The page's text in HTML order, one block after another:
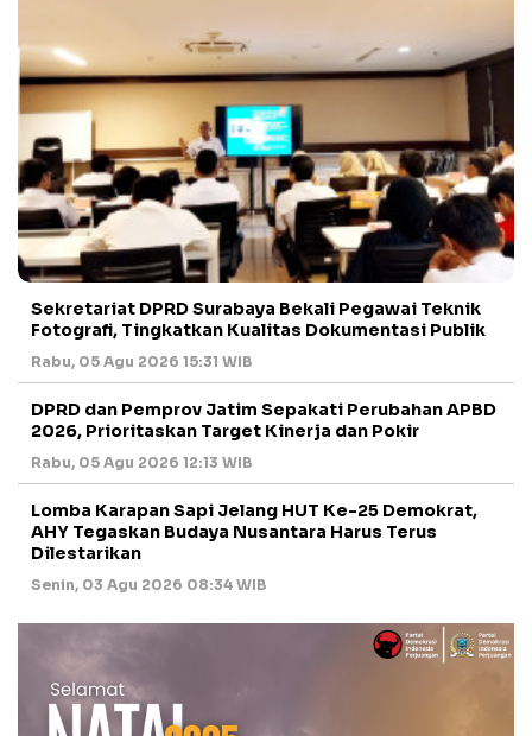
Sekretariat DPRD Surabaya Bekali Pegawai Teknik
Fotografi, Tingkatkan Kualitas Dokumentasi Publik
Rabu, 05 Agu 2026 15:31 WIB
DPRD dan Pemprov Jatim Sepakati Perubahan APBD
2026, Prioritaskan Target Kinerja dan Pokir
Rabu, 05 Agu 2026 12:13 WIB
Lomba Karapan Sapi Jelang HUT Ke-25 Demokrat,
AHY Tegaskan Budaya Nusantara Harus Terus
Dilestarikan
Senin, 03 Agu 2026 08:34 WIB